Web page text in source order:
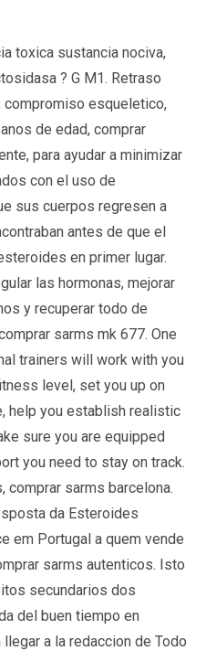
toxica sustancia nociva,
? G M1. Retraso
compromiso esqueletico,
de edad, comprar
para ayudar a minimizar
con el uso de
sus cuerpos regresen a
antes de que el
en primer lugar.
las hormonas, mejorar
y recuperar todo de
sarms mk 677. One
trainers will work with you
level, set you up on
help you establish realistic
sure you are equipped
you need to stay on track.
comprar sarms barcelona.
da Esteroides
em Portugal a quem vende
sarms autenticos. Isto
secundarios dos
del buen tiempo en
a la redaccion de Todo